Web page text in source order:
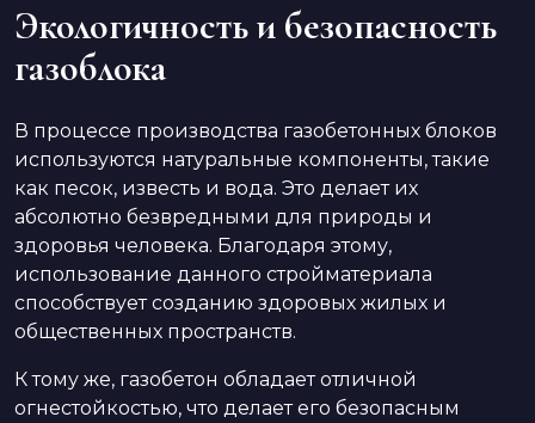
Экологичность и безопасность
газоблока
В процессе производства газобетонных блоков
используются натуральные компоненты, такие
как песок, известь и вода. Это делает их
абсолютно безвредными для природы и
здоровья человека. Благодаря этому,
использование данного стройматериала
способствует созданию здоровых жилых и
общественных пространств.
К тому же, газобетон обладает отличной
огнестойкостью, что делает его безопасным